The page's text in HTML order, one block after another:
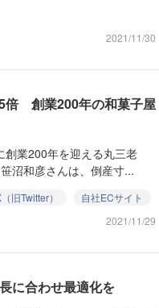
2021/11/30
倍 創業200年の和菓子屋
業200年を迎える丸三老
沼和彦さんは、倒産寸...
旧Twitter）
自社ECサイト
2021/11/29
に合わせ最適化を